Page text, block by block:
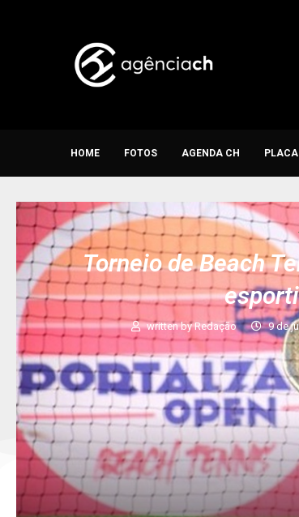
HOME FOTOS AGENDA CH
Torneio de Beach
written byRedação 9 de